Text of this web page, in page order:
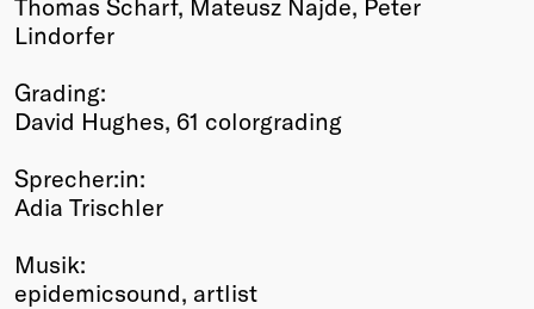
Thomas Scharf, Mateusz Najde, Peter
Lindorfer
Grading:
David Hughes, 61 colorgrading
Sprecher:in:
Adia Trischler
Musik:
epidemicsound, artlist